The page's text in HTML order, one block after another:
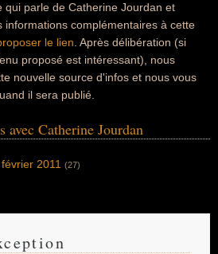
qui parle de Catherine Jourdan et
informations complémentaires à cette
le lien . Après délibération (si
proposé est intéressant), nous
nouvelle source d'infos et nous vous
il sera publié.
avec Catherine Jourdan
2011 (27)